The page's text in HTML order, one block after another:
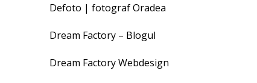
Defoto | fotograf Oradea
Dream Factory – Blogul
Dream Factory Webdesign